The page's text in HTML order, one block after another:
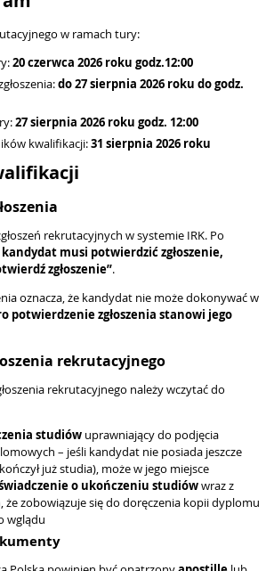
w ramach tury:
20 czerwca 2026 roku godz.12:00
do27 sierpnia 2026 roku do godz.
27 sierpnia 2026 roku godz. 12:00
kwalifikacji:31 sierpnia 2026 roku
rekrutacyjnych w systemie IRK. Po
kandydat musi potwierdzić zgłoszenie,
zgłoszenie”.
oznacza, że kandydat nie może dokonywać w
potwierdzenie zgłoszenia stanowi jego
rekrutacyjnego
rekrutacyjnego należy wczytać do
studiów uprawniający do podjęcia
– jeśli kandydat nie posiada jeszcze
już studia), może w jego miejsce
o ukończeniu studiówwraz z
że zobowiązuje się do doręczenia kopii dyplomu
wglądu